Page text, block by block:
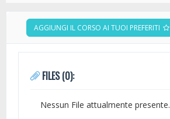
AGGIUNGI IL CORSO AI TUOI PREFERITI
FILES (0):
Nessun File attualmente presente.